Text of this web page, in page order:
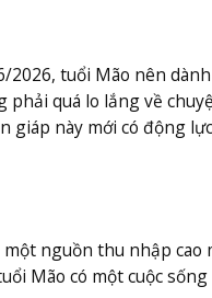
2026, tuổi Mão nên
phải quá lo lắng về
giáp này mới có động
nguồn thu nhập
Mão có một cuộc